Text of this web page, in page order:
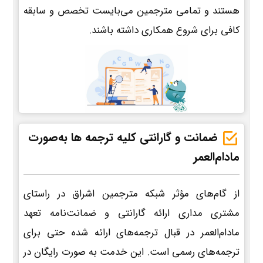
هستند و تمامی مترجمین می‌بایست تخصص و سابقه
کافی برای شروع همکاری داشته باشند.
ضمانت و گارانتی کلیه ترجمه ها به‌صورت
مادام‌العمر
از گام‌های مؤثر شبکه مترجمین اشراق در راستای
مشتری مداری ارائه گارانتی و ضمانت‌نامه تعهد
مادام‌العمر در قبال ترجمه‌های ارائه شده حتی برای
ترجمه‌های رسمی است. این خدمت به صورت رایگان در